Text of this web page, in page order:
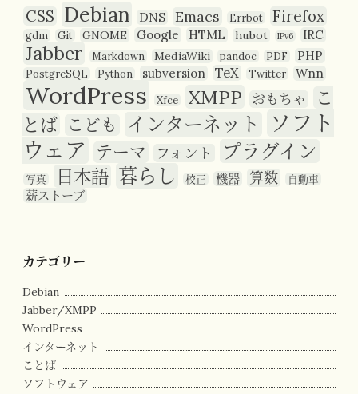
CSS Debian DNS Emacs Errbot Firefox
gdm Git GNOME Google HTML hubot IPv6 IRC
Jabber Markdown MediaWiki pandoc PDF PHP
PostgreSQL Python subversion TeX Twitter Wnn
WordPress Xfce XMPP おもちゃ
こ
とば こども インターネット
ソフト
ウェア
テーマ フォント プラグイン
写真 日本語 暮らし 校正 機器 算数 自動車
薪ストーブ
カテゴリー
Debian
Jabber/XMPP
WordPress
インターネット
ことば
ソフトウェア